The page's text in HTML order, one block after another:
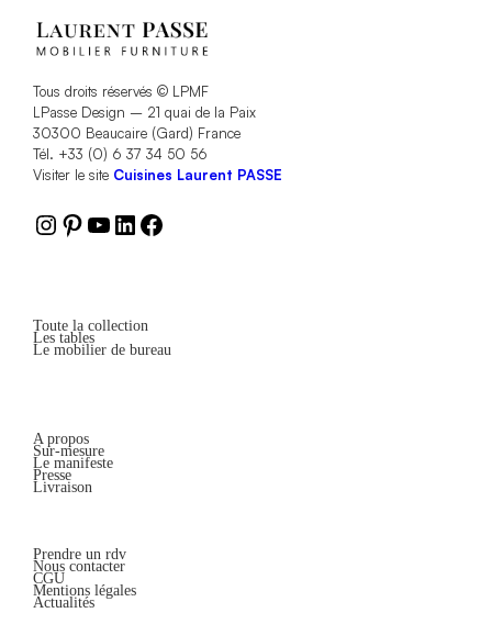
Tous droits réservés © LPMF
LPasse Design – 21 quai de la Paix
30300 Beaucaire (Gard) France
Tél. +33 (0) 6 37 34 50 56
Visiter le site Cuisines Laurent PASSE
Instagram
Pinterest
YouTube
LinkedIn
Facebook
Toute la collection
Les tables
Le mobilier de bureau
A propos
Sur-mesure
Le manifeste
Presse
Livraison
Prendre un rdv
Nous contacter
CGU
Mentions légales
Actualités